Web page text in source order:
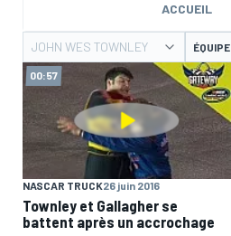
MOTOGP
ACCUEIL
JOHN WES TOWNLEY ÉQUIPE
00:57
NASCAR TRUCK26 juin 2016
Townley et Gallagher se
battent après un accrochage